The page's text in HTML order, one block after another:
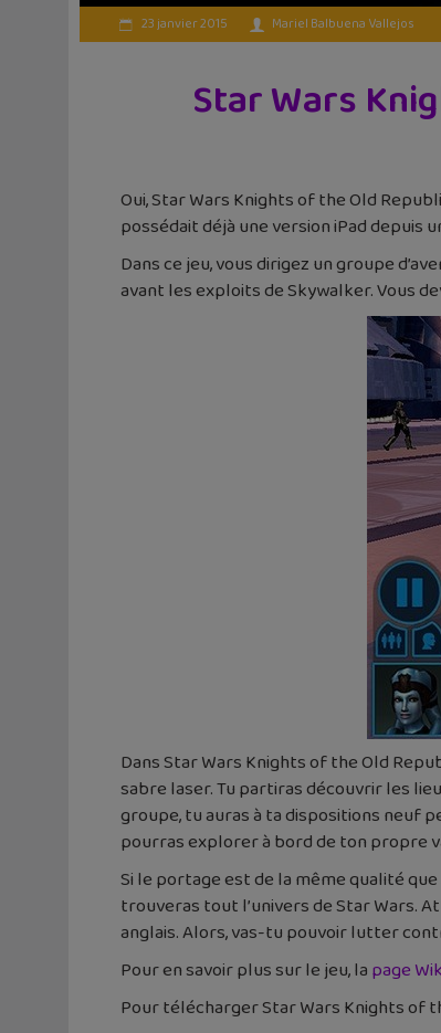
23 janvier 2015 Mariel Balbuena Vallejos
Star Wars
Oui, Star Wars Knights of the Old
possédait déjà une version iPad depuis
Dans ce jeu, vous dirigez un groupe
avant les exploits de Skywalker. Vous
Dans Star Wars Knights of the Old
sabre laser. Tu partiras découvrir les
groupe, tu auras à ta dispositions neuf
pourras explorer à bord de ton propre
Si le portage est de la même qualité
trouveras tout l’univers de Star Wars.
anglais. Alors, vas-tu pouvoir lutter
Pour en savoir plus sur le jeu, lapage
Pour télécharger Star Wars Knights of